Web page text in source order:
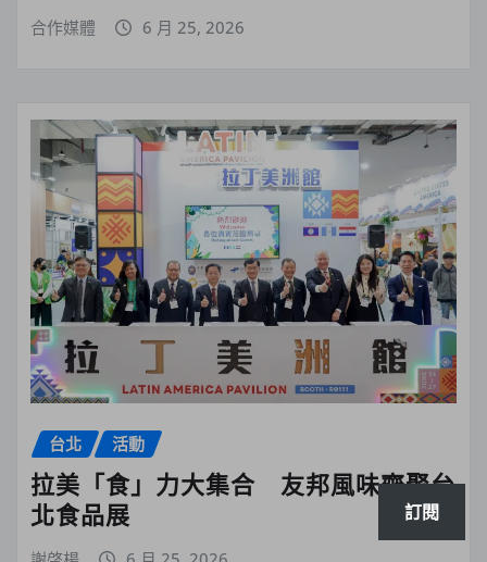
合作媒體 6 月 25, 2026
台北 活動
拉美「食」力大集合 友邦風味齊聚台
北食品展
訂閱